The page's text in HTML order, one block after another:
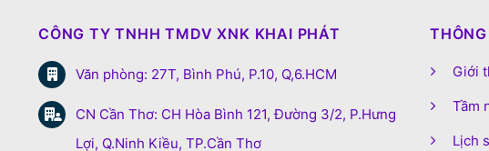
CÔNG TY TNHH TMDV XNK KHAI PHÁT
Văn phòng: 27T, Bình Phú, P.10, Q,6.HCM
CN Cần Thơ: CH Hòa Bình 121, Đường 3/2, P.Hưng
Lợi, Q.Ninh Kiều, TP.Cần Thơ
Giới
Tầm
Lịch